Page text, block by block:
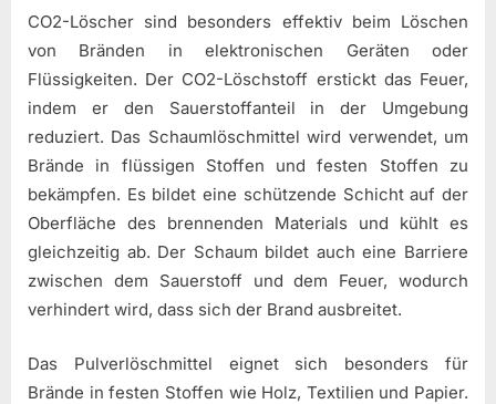
CO2-Löscher sind besonders effektiv beim Löschen
von Bränden in elektronischen Geräten oder
Flüssigkeiten. Der CO2-Löschstoff erstickt das Feuer,
indem er den Sauerstoffanteil in der Umgebung
reduziert. Das Schaumlöschmittel wird verwendet, um
Brände in flüssigen Stoffen und festen Stoffen zu
bekämpfen. Es bildet eine schützende Schicht auf der
Oberfläche des brennenden Materials und kühlt es
gleichzeitig ab. Der Schaum bildet auch eine Barriere
zwischen dem Sauerstoff und dem Feuer, wodurch
verhindert wird, dass sich der Brand ausbreitet.
Das Pulverlöschmittel eignet sich besonders für
Brände in festen Stoffen wie Holz, Textilien und Papier.